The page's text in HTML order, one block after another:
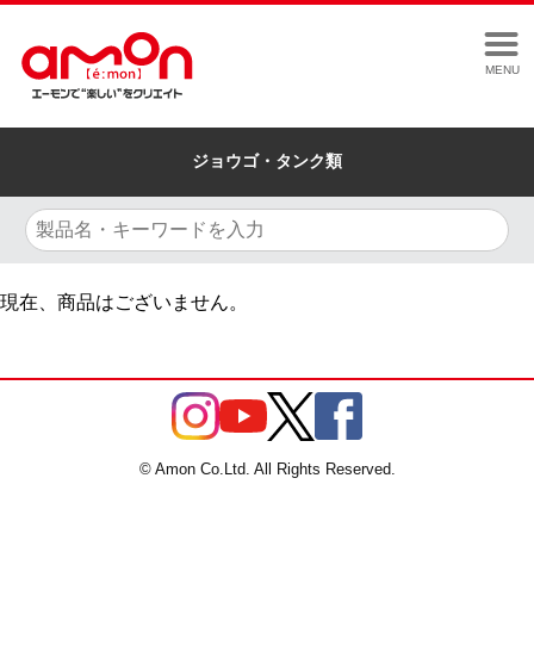
MENU
ジョウゴ・タンク類
現在、商品はございません。
© Amon Co.Ltd. All Rights Reserved.